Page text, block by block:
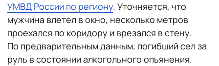
УМВД России по региону. Уточняется, что
мужчина влетел в окно, несколько метров
проехался по коридору и врезался в стену.
По предварительным данным, погибший сел за
руль в состоянии алкогольного опьянения.